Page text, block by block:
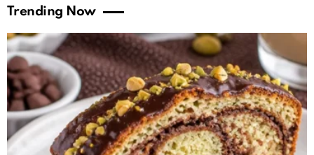
Trending Now